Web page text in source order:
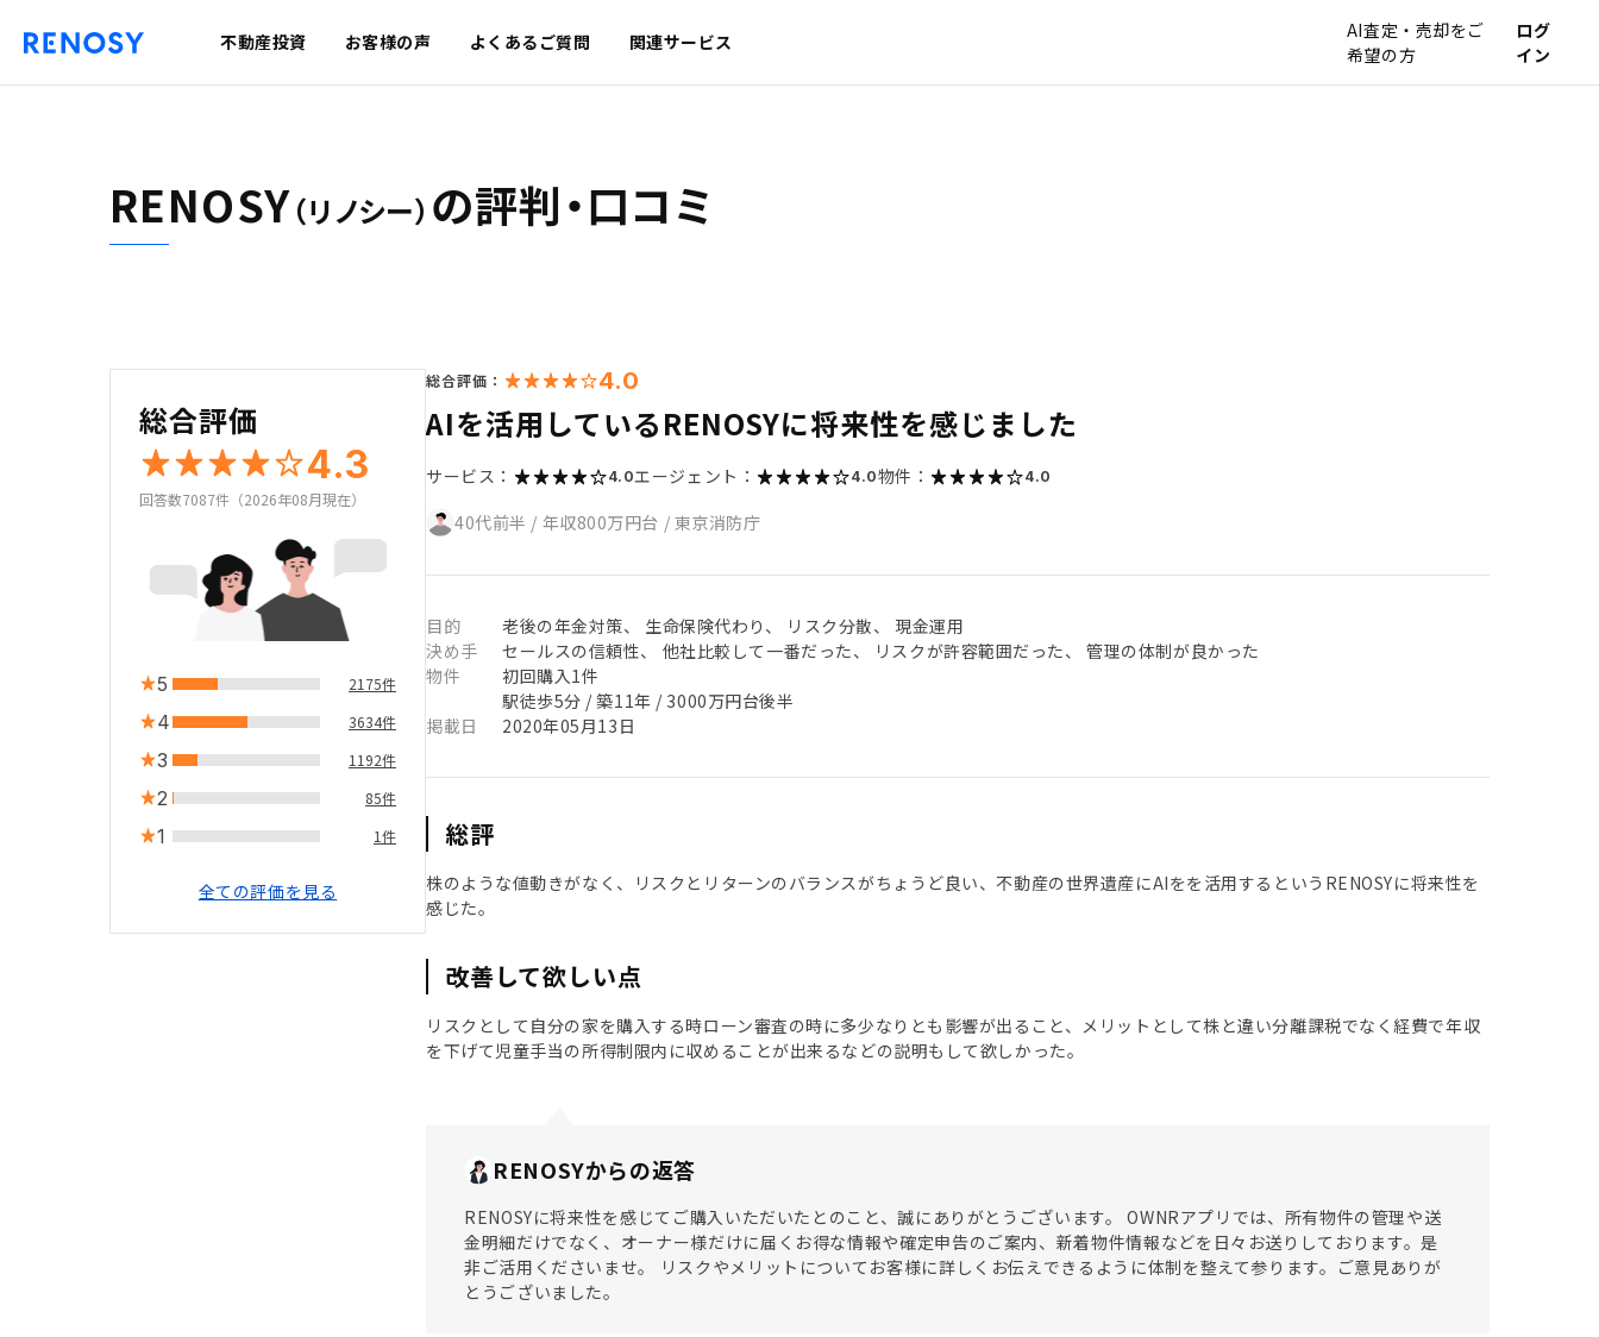
不動産投資 お客様の声 よくあるご質問 関連サービス
AI査定・売却をご
希望の方
ログ
イン
RENOSY（リノシー） の評判・口コミ
総合評価
4.3
回答数7087件（2026年08月現在）
5 2175件
4 3634件
3 1192件
2 85件
1 1件
全ての評価を見る
総合評価： 4.0
AIを活用しているRENOSYに将来性を感じました
サービス： 4.0エージェント： 4.0物件： 4.0
40代前半 / 年収800万円台 / 東京消防庁
目的
老後の年金対策、 生命保険代わり、 リスク分散、 現金運用
決め手
セールスの信頼性、 他社比較して一番だった、 リスクが許容範囲だった、 管理の体制が良かった
物件
初回購入1件
駅徒歩5分 / 築11年 / 3000万円台後半
掲載日
2020年05月13日
総評
株のような値動きがなく、リスクとリターンのバランスがちょうど良い、不動産の世界遺産にAIをを活用するというRENOSYに将来性を
感じた。
改善して欲しい点
リスクとして自分の家を購入する時ローン審査の時に多少なりとも影響が出ること、メリットとして株と違い分離課税でなく経費で年収
を下げて児童手当の所得制限内に収めることが出来るなどの説明もして欲しかった。
RENOSYからの返答
RENOSYに将来性を感じてご購入いただいたとのこと、誠にありがとうございます。 OWNRアプリでは、所有物件の管理や送
金明細だけでなく、オーナー様だけに届くお得な情報や確定申告のご案内、新着物件情報などを日々お送りしております。是
非ご活用くださいませ。 リスクやメリットについてお客様に詳しくお伝えできるように体制を整えて参ります。ご意見ありが
とうございました。